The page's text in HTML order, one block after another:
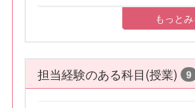
もっと
担当経験のある科目(授業) 9